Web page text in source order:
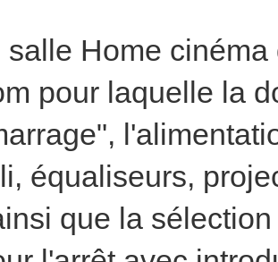
salle Home
pour laquelle la
équaliseurs,
que la